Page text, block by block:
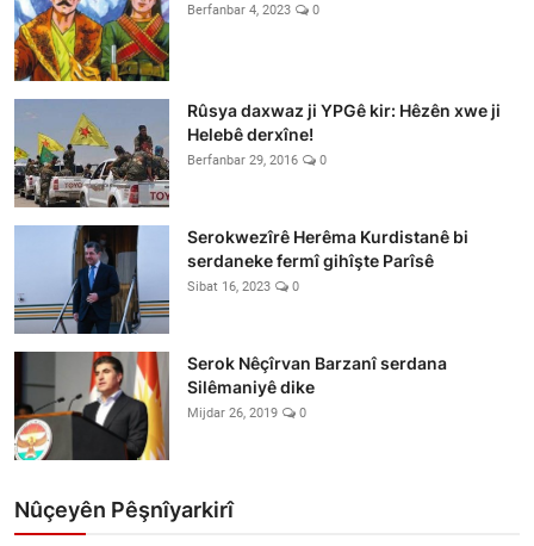
Berfanbar 4, 2023 0
Rûsya daxwaz ji YPGê kir: Hêzên xwe ji
Helebê derxîne!
Berfanbar 29, 2016 0
Serokwezîrê Herêma Kurdistanê bi
serdaneke fermî gihîşte Parîsê
Sibat 16, 2023 0
Serok Nêçîrvan Barzanî serdana
Silêmaniyê dike
Mijdar 26, 2019 0
Nûçeyên Pêşnîyarkirî